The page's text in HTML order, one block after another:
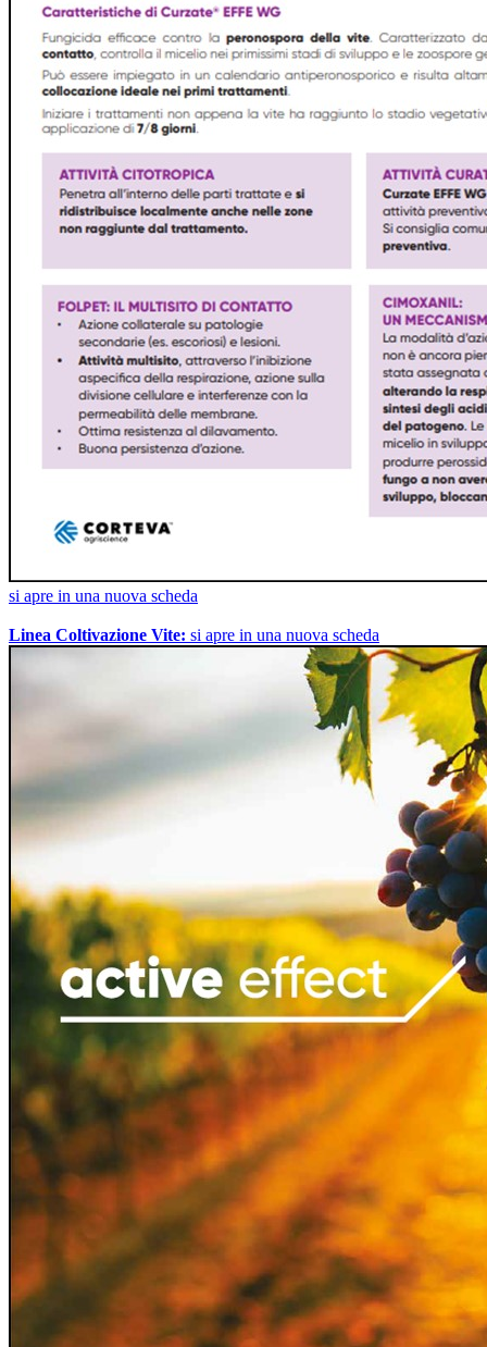
si apre in una nuova scheda
Linea Coltivazione Vite: si apre in una nuova scheda